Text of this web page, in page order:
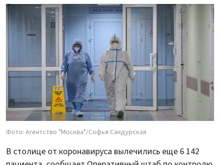
Фото: Агентство "Москва"/Софья Сандурская
В столице от коронавируса вылечились еще 6 142